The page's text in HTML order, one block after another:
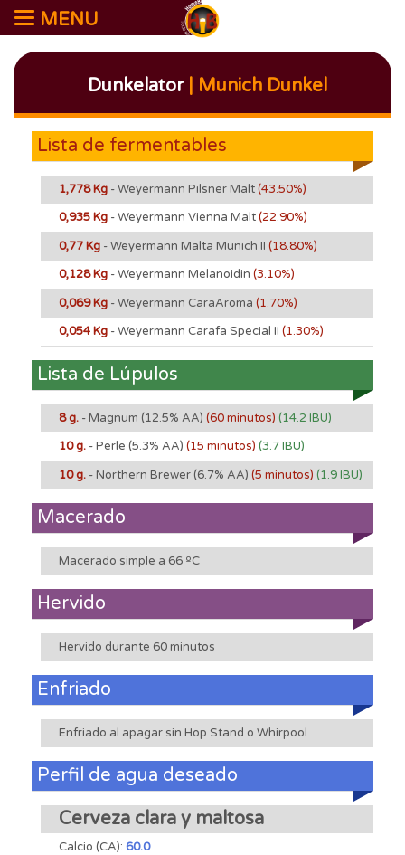
MENU
Dunkelator| Munich Dunkel
Lista de fermentables
1,778 Kg - Weyermann Pilsner Malt(43.50%)
0,935 Kg - Weyermann Vienna Malt(22.90%)
0,77 Kg - Weyermann Malta Munich II (18.80%)
0,128 Kg - Weyermann Melanoidin (3.10%)
0,069 Kg - Weyermann CaraAroma (1.70%)
0,054 Kg - Weyermann Carafa Special II (1.30%)
Lista de Lúpulos
8 g. - Magnum (12.5% AA) (60 minutos) (14.2 IBU)
10 g. - Perle (5.3% AA) (15 minutos) (3.7 IBU)
10 g. - Northern Brewer (6.7% AA) (5 minutos) (1.9 IBU)
Macerado
Macerado simple a 66 ºC
Hervido
Hervido durante 60 minutos
Enfriado
Enfriado al apagar sin Hop Stand o Whirpool
Perfil de agua deseado
Cerveza clara y maltosa
Calcio (CA): 60.0